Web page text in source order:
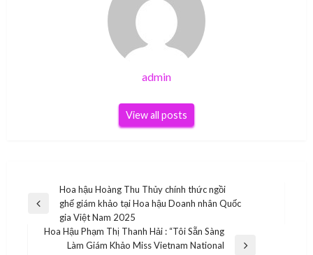
admin
View all posts
hướng
bài
Previous
Hoa hậu Hoàng Thu Thủy chính thức ngồi
ghế giám khảo tại Hoa hậu Doanh nhân Quốc
gia Việt Nam 2025
Hoa Hậu Phạm Thị Thanh Hải : “Tôi Sẵn Sàng
Làm Giám Khảo Miss Vietnam National